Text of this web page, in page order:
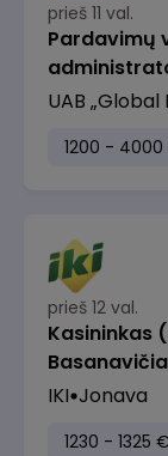
prieš 11 val.
Pardavimų
UAB
1200 -
prieš 12 val.
Kasininkas
IKI Jonava
1230 - 1325